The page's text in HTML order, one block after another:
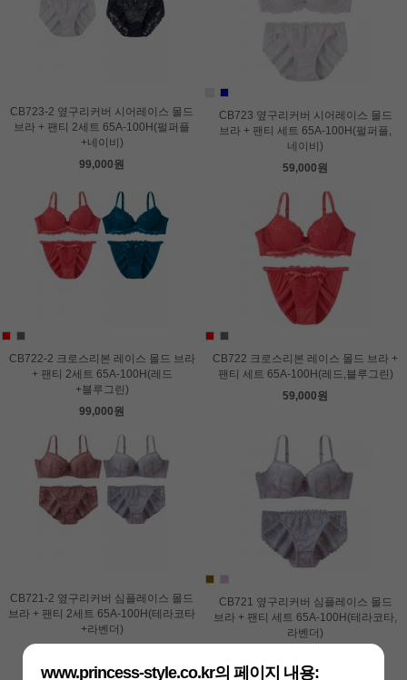
CB723-2 옆구리커버 시어레이스 몰드
브라 + 팬티 2세트 65A-100H(펄퍼플
+네이비)
99,000원
CB723 옆구리커버 시어레이스 몰드
브라 + 팬티 세트 65A-100H(펄퍼플,
네이비)
59,000원
CB722-2 크로스리본 레이스 몰드 브라
+ 팬티 2세트 65A-100H(레드
+블루그린)
99,000원
CB722 크로스리본 레이스 몰드 브라 +
팬티 세트 65A-100H(레드,블루그린)
59,000원
CB721-2 옆구리커버 심플레이스 몰드
브라 + 팬티 2세트 65A-100H(테라코타
+라벤더)
CB721 옆구리커버 심플레이스 몰드
브라 + 팬티 세트 65A-100H(테라코타,
라벤더)
www.princess-style.co.kr의 페이지 내용: